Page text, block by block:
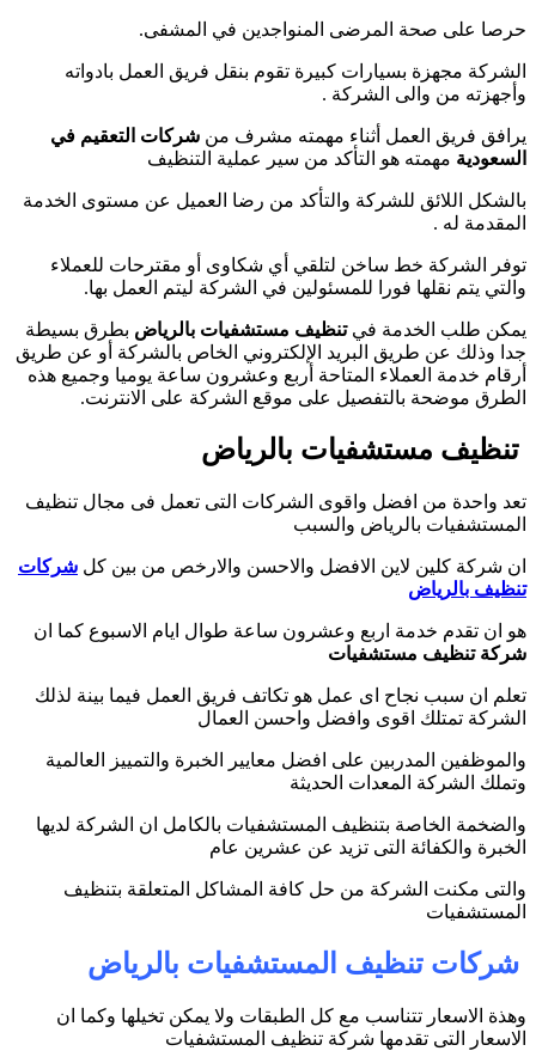
حرصا على صحة المرضى المنواجدين في المشفى.
الشركة مجهزة بسيارات كبيرة تقوم بنقل فريق العمل بادواته
وأجهزته من والى الشركة .
يرافق فريق العمل أثناء مهمته مشرف من شركات التعقيم في
السعودية مهمته هو التأكد من سير عملية التنظيف
بالشكل اللائق للشركة والتأكد من رضا العميل عن مستوى الخدمة
المقدمة له .
توفر الشركة خط ساخن لتلقي أي شكاوى أو مقترحات للعملاء
والتي يتم نقلها فورا للمسئولين في الشركة ليتم العمل بها.
يمكن طلب الخدمة فيتنظيف مستشفيات بالرياض بطرق بسيطة
جدا وذلك عن طريق البريد الإلكتروني الخاص بالشركة أو عن طريق
أرقام خدمة العملاء المتاحة أربع وعشرون ساعة يوميا وجميع هذه
الطرق موضحة بالتفصيل على موقع الشركة على الانترنت.
تنظيف مستشفيات بالرياض
تعد واحدة من افضل واقوى الشركات التى تعمل فى مجال تنظيف
المستشفيات بالرياض والسبب
ان شركة كلين لاين الافضل والاحسن والارخص من بين كل شركات
تنظيف بالرياض
هو ان تقدم خدمة اربع وعشرون ساعة طوال ايام الاسبوع كما ان
شركة تنظيف مستشفيات
تعلم ان سبب نجاح اى عمل هو تكاتف فريق العمل فيما بينة لذلك
الشركة تمتلك اقوى وافضل واحسن العمال
والموظفين المدربين على افضل معايير الخبرة والتمييز العالمية
وتملك الشركة المعدات الحديثة
والضخمة الخاصة بتنظيف المستشفيات بالكامل ان الشركة لديها
الخبرة والكفائة التى تزيد عن عشرين عام
والتى مكنت الشركة من حل كافة المشاكل المتعلقة بتنظيف
المستشفيات
شركات تنظيف المستشفيات بالرياض
وهذة الاسعار تتناسب مع كل الطبقات ولا يمكن تخيلها وكما ان
الاسعار التى تقدمها شركة تنظيف المستشفيات